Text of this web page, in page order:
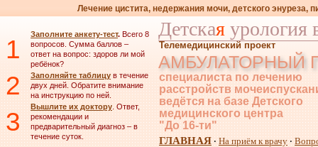
Лечение цистита, недержания мочи, детского энуреза,
1 Заполните анкету-тест. Всего 8
вопросов. Сумма баллов –
ответ на вопрос: здоров ли мой
ребёнок?
2 Заполняйте таблицу в течение
двух дней. Обратите внимание
на инструкцию по ней.
3 Вышлите их доктору. Ответ,
рекомендации и
предварительный диагноз – в
течение суток.
Детская урология
Телемедицинский проект
АМБУЛАТОРНЫЙ
специалиста по лечению
расстройств
ведётся на базе Детского
медицинского центра
"До 16-ти"
ГЛАВНАЯ · На приём к врачу ·